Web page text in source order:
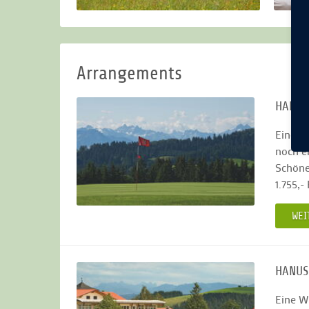
Arrangements
Eine
noch
Eine